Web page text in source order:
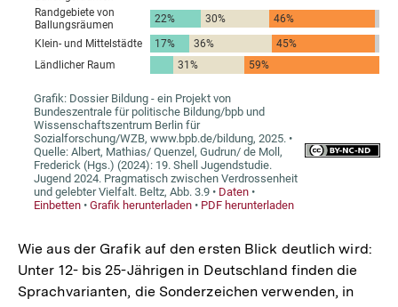
Wie aus der Grafik auf den ersten Blick deutlich wird:
Unter 12- bis 25-Jährigen in Deutschland finden die
Sprachvarianten, die Sonderzeichen verwenden, in